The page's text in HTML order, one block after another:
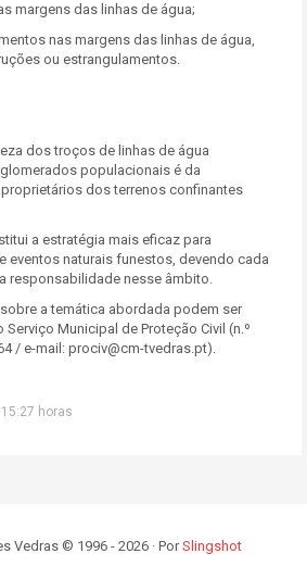
margens das linhas de água;
nas margens das linhas de água,
ou estrangulamentos.
dos troços de linhas de água
populacionais é da
dos terrenos confinantes
a estratégia mais eficaz para
eventos naturais funestos, devendo cada
responsabilidade nesse âmbito.
a temática abordada podem ser
Municipal de Proteção Civil (n.º
/ e-mail: prociv@cm-tvedras.pt).
horas
Vedras © 1996 - 2026 · PorSlingshot